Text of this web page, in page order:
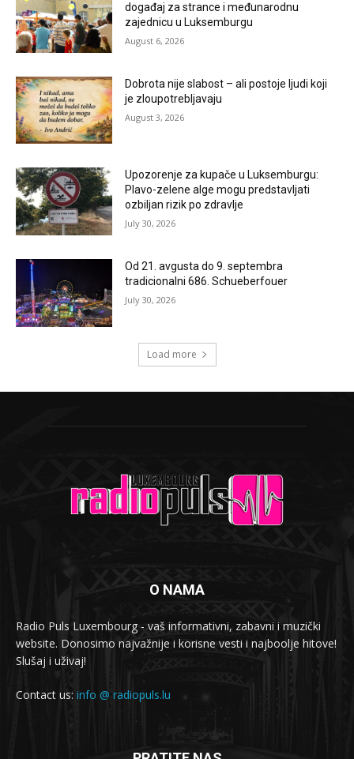
događaj za strance i međunarodnu
zajednicu u Luksemburgu
August 6, 2026
Dobrota nije slabost – ali postoje ljudi koji
je zloupotrebljavaju
August 3, 2026
Upozorenje za kupače u Luksemburgu:
Plavo-zelene alge mogu predstavljati
ozbiljan rizik po zdravlje
July 30, 2026
Od 21. avgusta do 9. septembra
tradicionalni 686. Schueberfouer
July 30, 2026
Load more
O NAMA
Radio Puls Luxembourg - vaš informativni, zabavni i muzički
website. Donosimo najvažnije i korisne vesti i najboolje hitove!
Slušaj i uživaj!
Contact us: info @ radiopuls.lu